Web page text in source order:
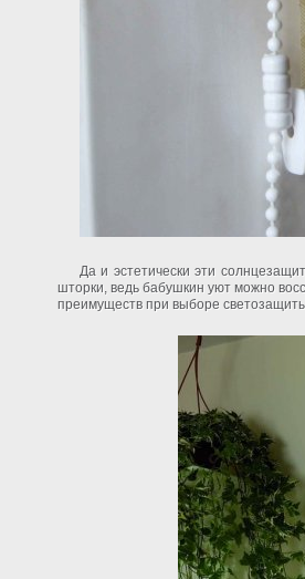
Да и эстетически эти
шторки, ведь бабушкин уют можно
преимуществ при выборе